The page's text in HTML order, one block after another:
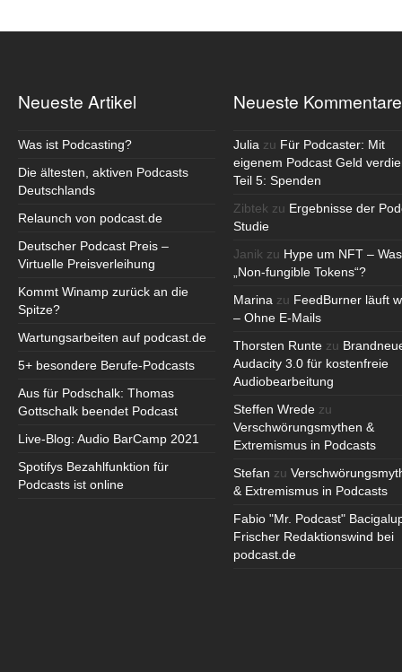
Neueste Artikel
Was ist Podcasting?
Die ältesten, aktiven Podcasts
Deutschlands
Relaunch von podcast.de
Deutscher Podcast Preis –
Virtuelle Preisverleihung
Kommt Winamp zurück an die
Spitze?
Wartungsarbeiten auf podcast.de
5+ besondere Berufe-Podcasts
Aus für Podschalk: Thomas
Gottschalk beendet Podcast
Live-Blog: Audio BarCamp 2021
Spotifys Bezahlfunktion für
Podcasts ist online
Neueste Kommentare
Julia zu Für Podcaster: Mit
eigenem Podcast Geld
Teil 5: Spenden
Zibtek zu Ergebnisse der
Studie
Janik zu Hype um NFT –
„Non-fungible Tokens“?
Marina zu FeedBurner läuft
– Ohne E-Mails
Thorsten Runte zu
Audacity 3.0 für kostenfreie
Audiobearbeitung
Steffen Wrede zu
Verschwörungsmythen &
Extremismus in Podcasts
Stefan zu
& Extremismus in Podcasts
Fabio "Mr. Podcast"
Frischer Redaktionswind bei
podcast.de